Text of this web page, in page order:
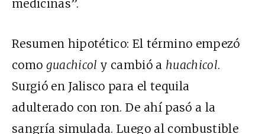
medicinas”.
Resumen hipotético: El término empezó
como guachicol y cambió a huachicol.
Surgió en Jalisco para el tequila
adulterado con ron. De ahí pasó a la
sangría simulada. Luego al combustible